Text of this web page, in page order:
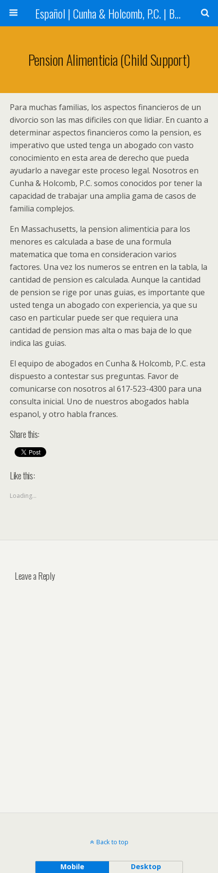
Español | Cunha & Holcomb, P.C. | Boston, MA
Pension Alimenticia (Child Support)
Para muchas familias, los aspectos financieros de un
divorcio son las mas dificiles con que lidiar. En cuanto a
determinar aspectos financieros como la pension, es
imperativo que usted tenga un abogado con vasto
conocimiento en esta area de derecho que pueda
ayudarlo a navegar este proceso legal. Nosotros en
Cunha & Holcomb, P.C. somos conocidos por tener la
capacidad de trabajar una amplia gama de casos de
familia complejos.
En Massachusetts, la pension alimenticia para los
menores es calculada a base de una formula
matematica que toma en consideracion varios
factores. Una vez los numeros se entren en la tabla, la
cantidad de pension es calculada. Aunque la cantidad
de pension se rige por unas guias, es importante que
usted tenga un abogado con experiencia, ya que su
caso en particular puede ser que requiera una
cantidad de pension mas alta o mas baja de lo que
indica las guias.
El equipo de abogados en Cunha & Holcomb, P.C. esta
dispuesto a contestar sus preguntas. Favor de
comunicarse con nosotros al 617-523-4300 para una
consulta inicial. Uno de nuestros abogados habla
espanol, y otro habla frances.
Share this:
Like this:
Loading...
Leave a Reply
Back to top
Mobile Desktop